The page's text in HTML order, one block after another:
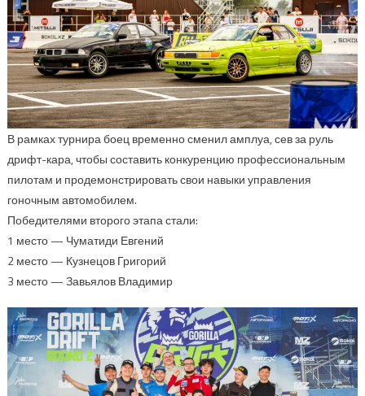
В рамках турнира боец временно сменил амплуа, сев за руль
дрифт-кара, чтобы составить конкуренцию профессиональным
пилотам и продемонстрировать свои навыки управления
гоночным автомобилем.
Победителями второго этапа стали:
1 место — Чуматиди Евгений
2 место — Кузнецов Григорий
3 место — Завьялов Владимир